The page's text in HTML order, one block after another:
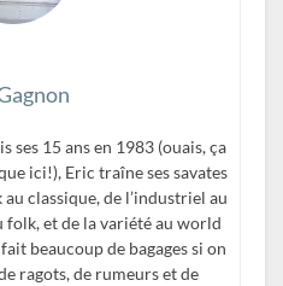
ses 15 ans en 1983 (ouais, ça
ici!), Eric traîne ses savates
classique, de l’industriel au
folk, et de la variété au world
beaucoup de bagages si on
ragots, de rumeurs et de